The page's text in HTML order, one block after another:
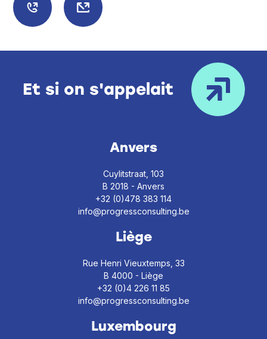
Et si on s'appelait
Anvers
Cuylitstraat, 103
B 2018 - Anvers
+32 (0)478 383 114
info@progressconsulting.be
Liège
Rue Henri Vieuxtemps, 33
B 4000 - Liège
+32 (0)4 226 11 85
info@progressconsulting.be
Luxembourg